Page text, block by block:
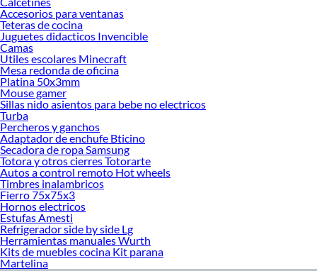
Accesorios para ventanas
Teteras de cocina
Juguetes didacticos Invencible
Camas
Utiles escolares Minecraft
Mesa redonda de oficina
Platina 50x3mm
Mouse gamer
Sillas nido asientos para bebe no electricos
Turba
Percheros y ganchos
Adaptador de enchufe Bticino
Secadora de ropa Samsung
Totora y otros cierres Totorarte
Autos a control remoto Hot wheels
Timbres inalambricos
Fierro 75x75x3
Hornos electricos
Estufas Amesti
Refrigerador side by side Lg
Herramientas manuales Wurth
Kits de muebles cocina Kit parana
Martelina